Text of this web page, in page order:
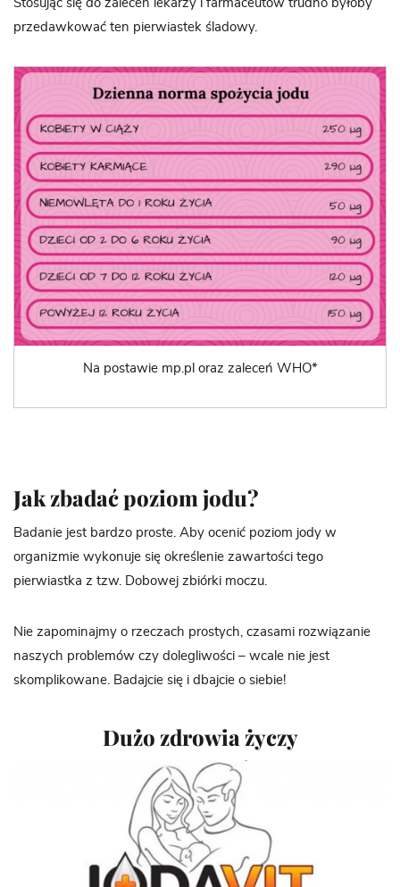
Stosując się do zaleceń lekarzy i farmaceutów trudno byłoby
przedawkować ten pierwiastek śladowy.
Na postawie mp.pl oraz zaleceń WHO*
Jak zbadać poziom jodu?
Badanie jest bardzo proste. Aby ocenić poziom jody w
organizmie wykonuje się określenie zawartości tego
pierwiastka z tzw. Dobowej zbiórki moczu.
Nie zapominajmy o rzeczach prostych, czasami rozwiązanie
naszych problemów czy dolegliwości – wcale nie jest
skomplikowane. Badajcie się i dbajcie o siebie!
Dużo zdrowia życzy